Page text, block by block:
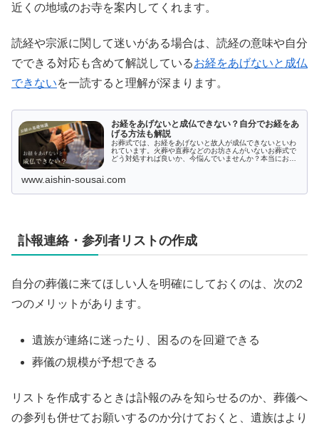
近くの地域のお寺を案内してくれます。
読経や宗派に関して迷いがある場合は、読経の意味や自分
でできる対応も含めて解説しているお経をあげないと成仏
できないを一読すると理解が深まります。
お経をあげないと成仏できない？自分でお経をあ
げる方法も解説
お葬式では、お経をあげないと故人が成仏できないといわ
れています。火葬や直葬などのお坊さんがいないお葬式で
どう対処すれば良いか、今悩んでいませんか？本当にお経
性を、本記事で理解しましょう。
www.aishin-sousai.com
訃報連絡・参列者リストの作成
自分の葬儀に来てほしい人を明確にしておくのは、次の2
つのメリットがあります。
遺族が連絡に迷ったり、困るのを回避できる
葬儀の規模が予想できる
リストを作成するときは訃報のみを知らせるのか、葬儀へ
の参列も併せてお願いするのか分けておくと、遺族はより